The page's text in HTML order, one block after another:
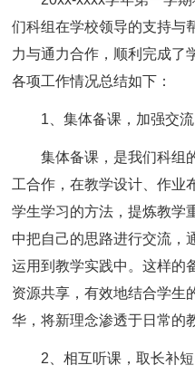
们科组在学校领导的支持与
力与通力合作，顺利完成了
各项工作情况总结如下：
1、集体备课，加强交流
集体备课，是我们科组
工合作，在教学设计、作业
学生学习的方法，提炼教学
中把自己的思路进行交流，
运用到教学实践中。这样的
资源共享，有效地结合学生
华，将新理念渗透于日常的
2、相互听课，取长补短